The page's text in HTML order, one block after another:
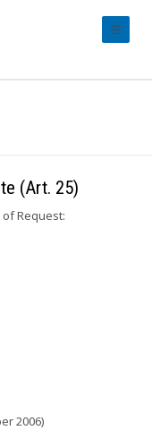
(Art. 25)
Request:
2006)